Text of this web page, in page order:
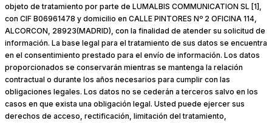
objeto de tratamiento por parte de LUMALBIS COMMUNICATION SL [1],
con CIF B06961478 y domicilio en CALLE PINTORES Nº 2 OFICINA 114,
ALCORCON, 28923(MADRID), con la finalidad de atender su solicitud de
información. La base legal para el tratamiento de sus datos se encuentra
en el consentimiento prestado para el envío de información. Los datos
proporcionados se conservarán mientras se mantenga la relación
contractual o durante los años necesarios para cumplir con las
obligaciones legales. Los datos no se cederán a terceros salvo en los
casos en que exista una obligación legal. Usted puede ejercer sus
derechos de acceso, rectificación, limitación del tratamiento,